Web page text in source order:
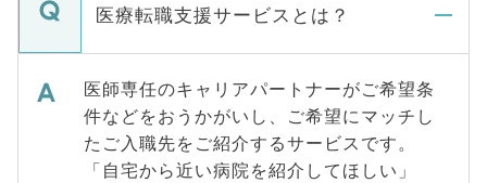
医療転職支援サービスとは？
医師専任のキャリアパートナーがご希望条
件などをおうかがいし、ご希望にマッチし
たご入職先をご紹介するサービスです。
「自宅から近い病院を紹介してほしい」